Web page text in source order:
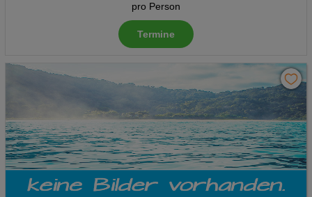
pro Person
Termine